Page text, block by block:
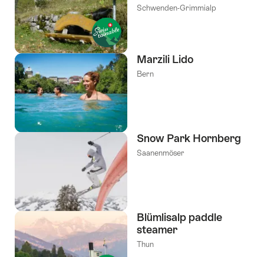
Schwenden-Grimmialp
Marzili Lido
Bern
Snow Park Hornberg
Saanenmöser
Blümlisalp paddle
steamer
Thun